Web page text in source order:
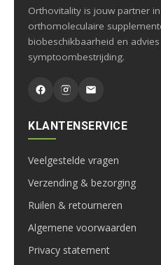
Orthovitality is jouw partner
orthomoleculaire
biobeschikbaarheid en
symptoombestrijding.
KLANTENSERVICE
Veelgestelde vragen
Verzending & bezorging
Ruilen & retourneren
Algemene voorwaarden
Privacy statement